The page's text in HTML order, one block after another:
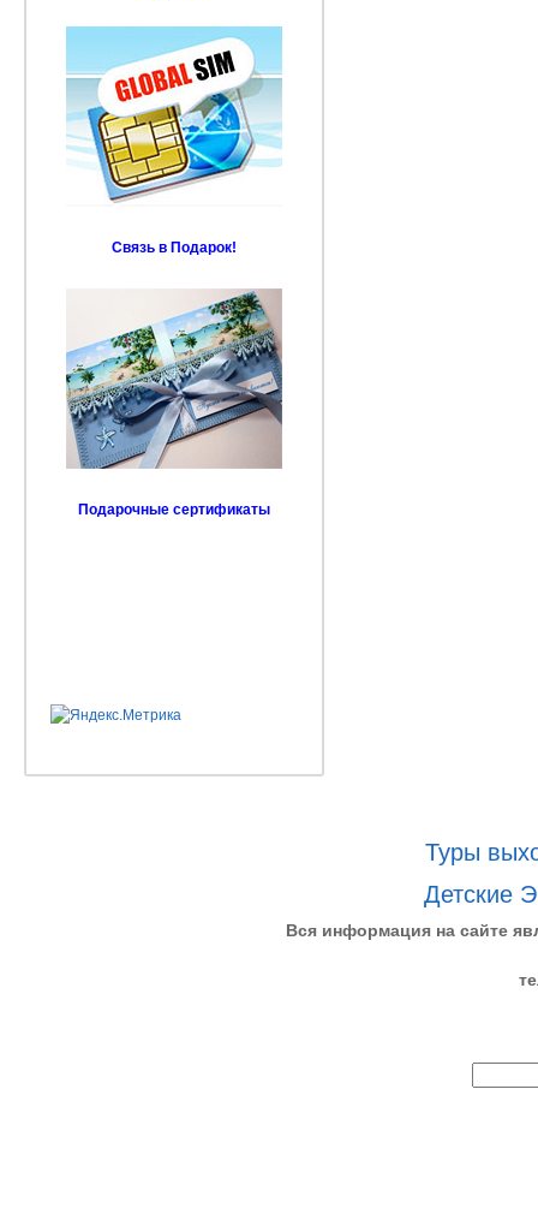
Связь в Подарок!
Подарочные сертификаты
Туры
Детские
Вся информация на сайте